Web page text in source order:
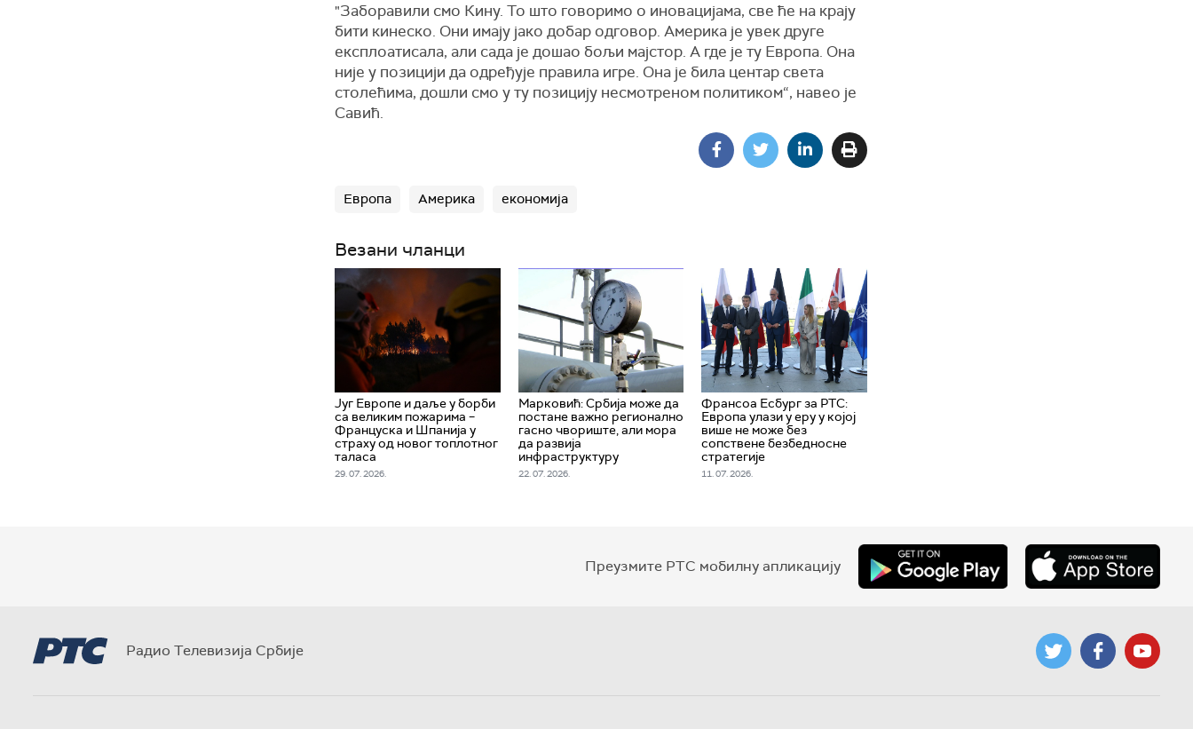
"Заборавили смо Кину. То што говоримо о иновацијама, све ће на крају
бити кинеско. Они имају јако добар одговор. Америка је увек друге
експлоатисала, али сада је дошао бољи мајстор. А где је ту Европа. Она
није у позицији да одређује правила игре. Она је била центар света
столећима, дошли смо у ту позицију несмотреном политиком“, навео је
Савић.
Европа Америка економија
Везани чланци
Југ Европе и даље у борби
са великим пожарима –
Француска и Шпанија у
страху од новог топлотног
таласа
29. 07. 2026.
Марковић: Србија може да
постане важно регионално
гасно чвориште, али мора
да развија
инфраструктуру
22. 07. 2026.
Франсоа Есбург за РТС:
Европа улази у еру у којој
више не може без
сопствене безбедносне
стратегије
11. 07. 2026.
Преузмите РТС мобилну апликацију
Радио Телевизија Србије